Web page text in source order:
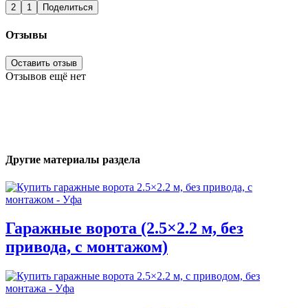
2 1 Поделиться
Отзывы
Оставить отзыв
Отзывов ещё нет
Другие материалы раздела
Гаражные ворота (2.5×2.2 м, без
привода, с монтажом)